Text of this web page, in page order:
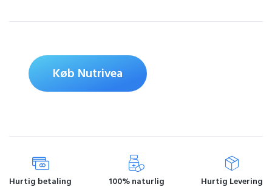
Køb Nutrivea
Hurtig betaling 100% naturlig Hurtig Levering